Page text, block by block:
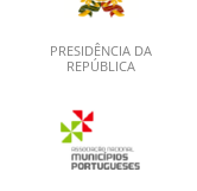
PRESIDÊNCIA DA
REPÚBLICA